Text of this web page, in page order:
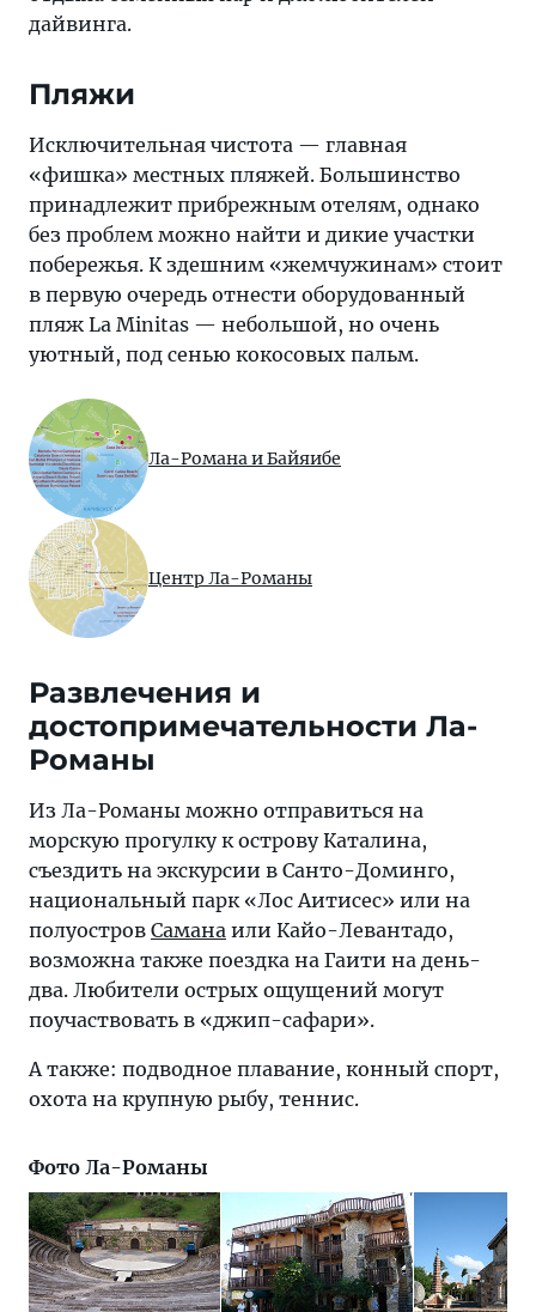
дайвинга.
Пляжи
Исключительная чистота — главная
«фишка» местных пляжей. Большинство
принадлежит прибрежным отелям, однако
без проблем можно найти и дикие участки
побережья. К здешним «жемчужинам» стоит
в первую очередь отнести оборудованный
пляж La Minitas — небольшой, но очень
уютный, под сенью кокосовых пальм.
Ла-Романа и Байяибе
Центр Ла-Романы
Развлечения и
достопримечательности Ла-
Романы
Из Ла-Романы можно отправиться на
морскую прогулку к острову Каталина,
съездить на экскурсии в Санто-Доминго,
национальный парк «Лос Аитисес» или на
полуостров Самана или Кайо-Левантадо,
возможна также поездка на Гаити на день-
два. Любители острых ощущений могут
поучаствовать в «джип-сафари».
А также: подводное плавание, конный спорт,
охота на крупную рыбу, теннис.
Фото Ла-Романы